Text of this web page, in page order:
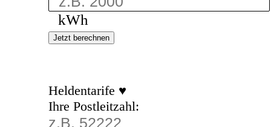
kWh
Jetzt berechnen
Heldentarife ♥
Ihre Postleitzahl: